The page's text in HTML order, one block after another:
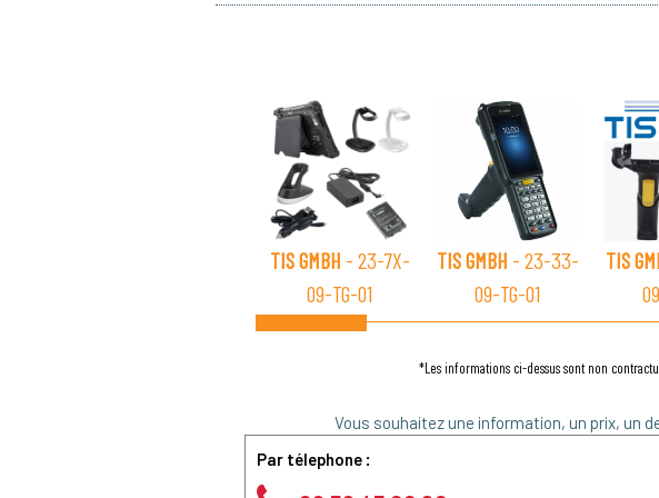
TIS GMBH - 23-7X-
09-TG-01
TIS GMBH - 23-33-
09-TG-01
TIS
*Les informations ci-dessus sont non
Vous souhaitez une information, un prix, un
Par télephone :